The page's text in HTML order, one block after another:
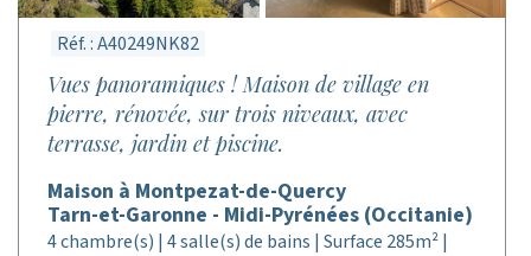
Réf. : A40249NK82
Vues panoramiques ! Maison de village en
pierre, rénovée, sur trois niveaux, avec
terrasse, jardin et piscine.
Maison à Montpezat-de-Quercy
Tarn-et-Garonne - Midi-Pyrénées (Occitanie)
4 chambre(s) | 4 salle(s) de bains | Surface 285m² |